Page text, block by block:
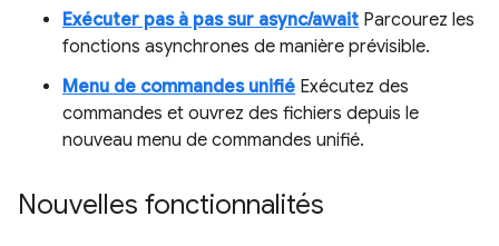
Exécuter pas à pas sur async/await Parcourez les
fonctions asynchrones de manière prévisible.
Menu de commandes unifié Exécutez des
commandes et ouvrez des fichiers depuis le
nouveau menu de commandes unifié.
Nouvelles fonctionnalités